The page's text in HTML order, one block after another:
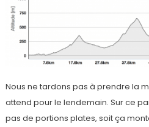
Nous ne tardons pas à prendre la
attend pour le lendemain. Sur ce
pas de portions plates, soit ça